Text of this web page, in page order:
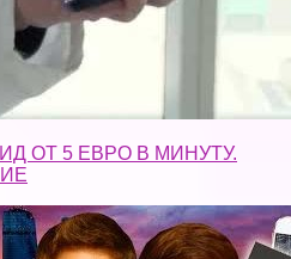
с нуля за 150 тыс. Купил
бизнес. Работа с друзьями.